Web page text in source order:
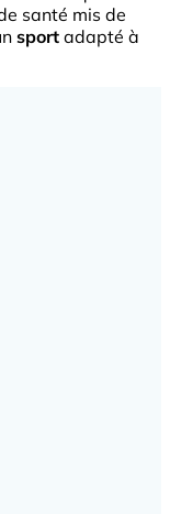
santé mis de
sport adapté à